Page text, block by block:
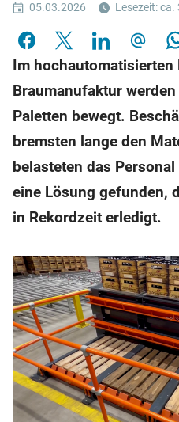
05.03.2026 Lesezeit: ca.
Im hochautomatisierten
Braumanufaktur
Paletten bewegt.
bremsten lange den
belasteten das
eine Lösung gefunden,
in Rekordzeit erledigt.